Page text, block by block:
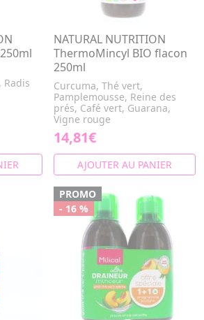
Radis
NATURAL NUTRITION
ThermoMincyl BIO flacon
250ml
Curcuma, Thé vert,
Pamplemousse, Reine des
prés, Café vert, Guarana,
Vigne rouge
14,81€
AJOUTER AU PANIER
PROMO
- 16 %